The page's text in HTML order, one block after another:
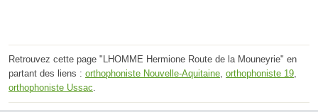
Retrouvez cette page "LHOMME Hermione Route de la Mouneyrie" en
partant des liens : orthophoniste Nouvelle-Aquitaine, orthophoniste 19,
orthophoniste Ussac.